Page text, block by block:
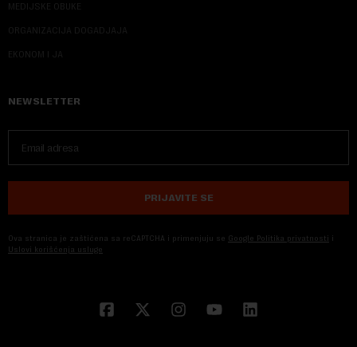
MEDIJSKE OBUKE
ORGANIZACIJA DOGADJAJA
EKONOM I JA
NEWSLETTER
PRIJAVITE SE
Ova stranica je zaštićena sa reCAPTCHA i primenjuju se Google Politika privatnosti i
Uslovi korišćenja usluge